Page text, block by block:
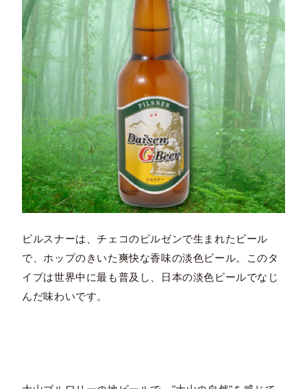
ピルスナーは、チェコのピルゼンで生まれたビール
で、ホップのきいた爽快な香味の淡色ビール。このタ
イプは世界中に最も普及し、日本の淡色ビールでなじ
んだ味わいです。